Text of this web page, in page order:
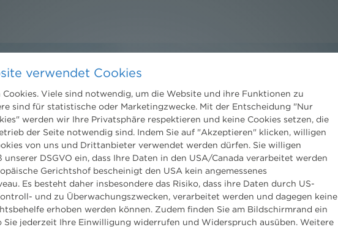
Kontakt
Wien
Niederhuber & Partner
Rechtsanwälte GmbH
Reisnerstraße 53, 1030 Wien
+43 1 513 21 24-0
F: +43 1 513 21 24-300
office@nhp.eu
verwendet Cookies
Viele sind notwendig, um die Website und ihre Funktionen zu
sind für statistische oder Marketingzwecke. Mit der Entscheidung "Nur
werden wir Ihre Privatsphäre respektieren und keine Cookies setzen, die
der Seite notwendig sind. Indem Sie auf "Akzeptieren" klicken, willigen
von uns und Drittanbieter verwendet werden dürfen. Sie willigen
unserer DSGVO ein, dass Ihre Daten in den USA/Canada verarbeitet werden
Gerichtshof bescheinigt den USA kein angemessenes
Es besteht daher insbesondere das Risiko, dass ihre Daten durch US-
und zu Überwachungszwecken, verarbeitet werden und dagegen keine
erhoben werden können. Zudem finden Sie am Bildschirmrand ein
Sie jederzeit Ihre Einwilligung widerrufen und Widerspruch ausüben. Weitere